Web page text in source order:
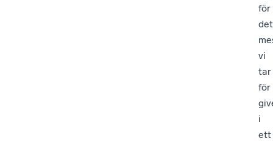
för
det
vi
tar
för
i
ett